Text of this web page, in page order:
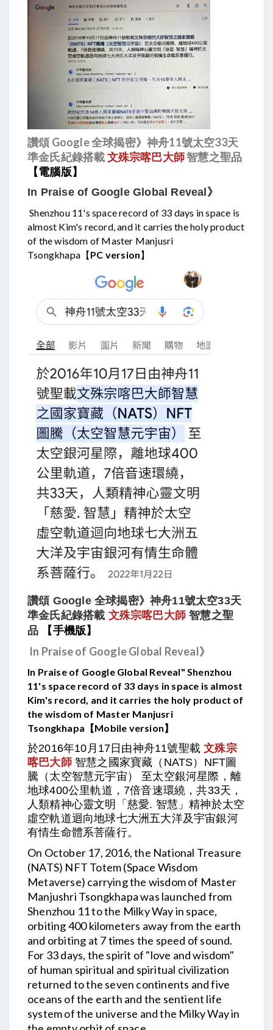
讚頌 Google 全球揭密》神舟11號太空33天
準金氏紀錄搭載文殊宗喀巴大師智慧之聖品
【電腦版】
In Praise of Google Global Reveal》
Shenzhou 11's space record of 33 days in space is
almost Kim's record, and it carries the holy product
of the wisdom of Master Manjusri
Tsongkhapa【PC version】
讚頌 Google 全球揭密》神舟11號太空33天
準金氏紀錄搭載 文殊宗喀巴大師智慧之聖
品 【手機版】
In Praise of Google Global Reveal》
In Praise of Google Global Reveal" Shenzhou
11's space record of 33 days in space is almost
Kim's record, and it carries the holy product of
the wisdom of Master Manjusri
Tsongkhapa 【Mobile version】​
於2016年10月17日由神舟11號聖載文殊宗
喀巴大師 智慧之國家寶藏（NATS）NFT圖
騰（太空智慧元宇宙） 至太空銀河星際，離
地球400公里軌道，7倍音速環繞，共33天，
人類精神心靈文明「慈愛. 智慧」精神於太空
虛空軌道迴向地球七大洲五大洋及宇宙銀河
有情生命體系菩薩行。
On October 17, 2016, the National Treasure
(NATS) NFT Totem (Space Wisdom
Metaverse) carrying the wisdom of Master
Manjushri Tsongkhapa was launched from
Shenzhou 11 to the Milky Way in space,
orbiting 400 kilometers away from the earth
and orbiting at 7 times the speed of sound.
For 33 days, the spirit of "love and wisdom"
of human spiritual and spiritual civilization
returned to the seven continents and five
oceans of the earth and the sentient life
system of the universe and the Milky Way in